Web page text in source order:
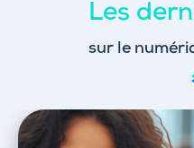
Les
sur le